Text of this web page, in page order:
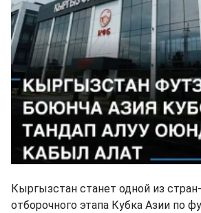
Кыргызстан станет одной из
отборочного этапа Кубка Азии по